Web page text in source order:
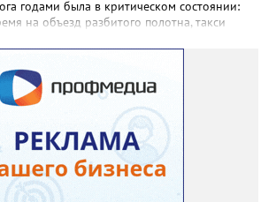
годами была в критическом состоянии:
на объезд разбитого полотна, такси
не смогла добраться до больного.
города и другие инстанции,
дорогу своими силами – всё тщетно»,
Общественники подчеркнули: именно
участок разровняли и отсыпали. Для
обратиться в мэрию Златоуста.